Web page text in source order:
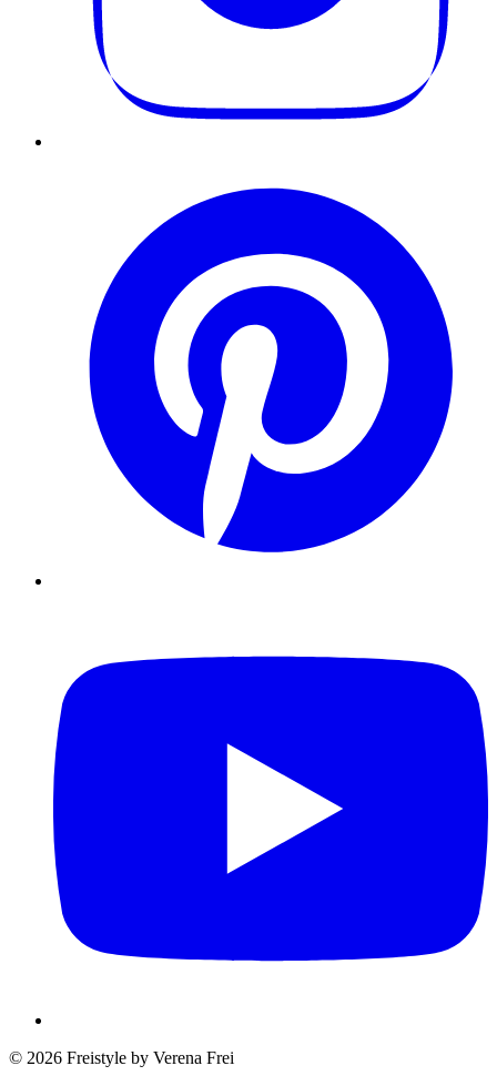
© 2026 Freistyle by Verena Frei